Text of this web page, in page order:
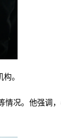
。
况。他强调